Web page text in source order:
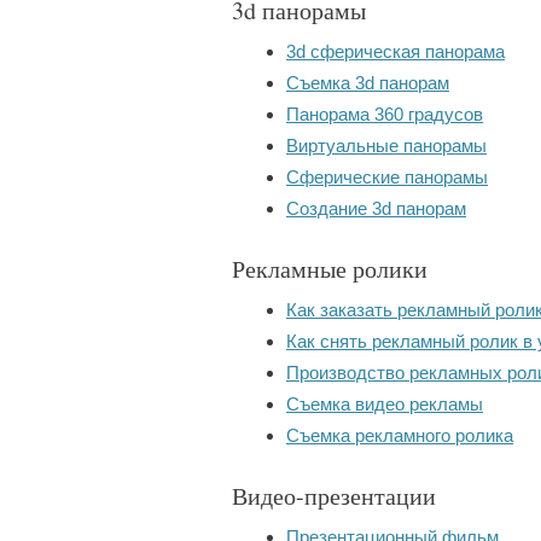
3d панорамы
3d сферическая панорама
Съемка 3d панорам
Панорама 360 градусов
Виртуальные панорамы
Сферические панорамы
Создание 3d панорам
Рекламные ролики
Как заказать рекламный
Как снять рекламный ролик в
Производство рекламных
Съемка видео рекламы
Съемка рекламного ролика
Видео-презентации
Презентационный фильм